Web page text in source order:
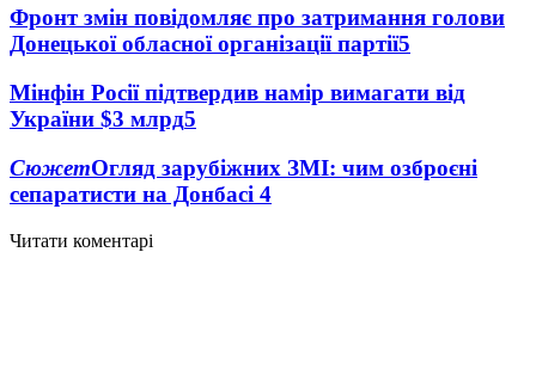
Фронт змін повідомляє про затримання голови
Донецької обласної організації партії5
Мінфін Росії підтвердив намір вимагати від
України $3 млрд5
СюжетОгляд зарубіжних ЗМІ: чим озброєні
сепаратисти на Донбасі 4
Читати коментарі